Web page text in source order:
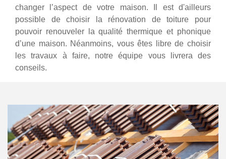
changer l’aspect de votre maison. Il est d'ailleurs
possible de choisir la rénovation de toiture pour
pouvoir renouveler la qualité thermique et phonique
d’une maison. Néanmoins, vous êtes libre de choisir
les travaux à faire, notre équipe vous livrera des
conseils.